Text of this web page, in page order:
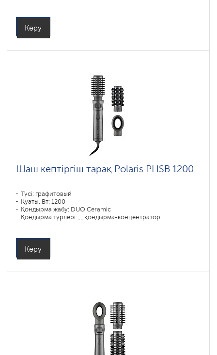
Көру
Шаш кептіргіш тарақ Polaris PHSB 1200
Түсі: графитовый
Қуаты, Вт: 1200
Қондырма жабу: DUO Ceramic
Қондырма түрлері: , , қондырма-концентратор
Көру